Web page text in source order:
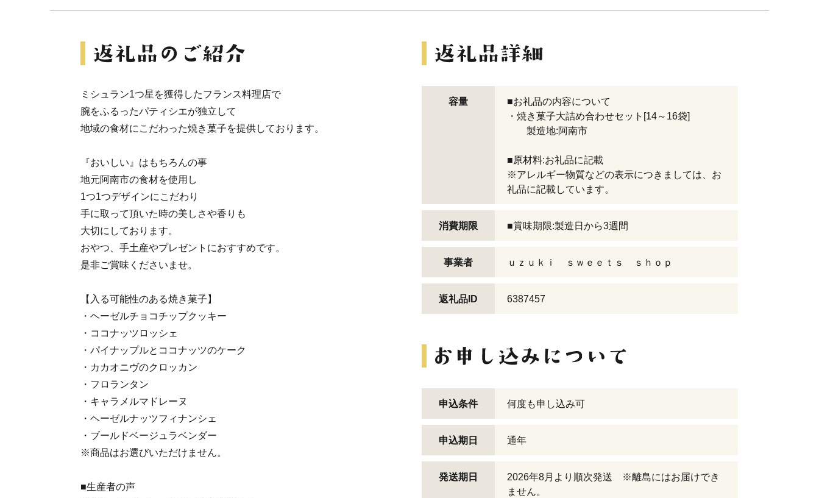
ミシュラン1つ星を獲得したフランス料理店で
腕をふるったパティシエが独立して
地域の食材にこだわった焼き菓子を提供しております。
『おいしい』はもちろんの事
地元阿南市の食材を使用し
1つ1つデザインにこだわり
手に取って頂いた時の美しさや香りも
大切にしております。
おやつ、手土産やプレゼントにおすすめです。
是非ご賞味くださいませ。
【入る可能性のある焼き菓子】
・ヘーゼルチョコチップクッキー
・ココナッツロッシェ
・パイナップルとココナッツのケーク
・カカオニヴのクロッカン
・フロランタン
・キャラメルマドレーヌ
・ヘーゼルナッツフィナンシェ
・ブールドベージュラベンダー
※商品はお選びいただけません。
■生産者の声
容量
■お礼品の内容について
・焼き菓子大詰め合わせセット[14～16袋]
製造地:阿南市
■原材料:お礼品に記載
※アレルギー物質などの表示につきましては、お
礼品に記載しています。
消費期限 ■賞味期限:製造日から3週間
事業者 ｕｚｕｋｉ ｓｗｅｅｔｓ ｓｈｏｐ
返礼品ID 6387457
申込条件 何度も申し込み可
申込期日 通年
発送期日
2026年8月より順次発送 ※離島にはお届けでき
ません。